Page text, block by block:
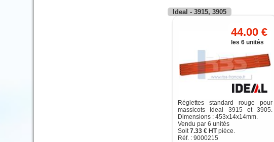
Ideal - 3915, 3905
Réglettes standard rouge pour
massicots Ideal 3915 et 3905.
Dimensions : 453x14x14mm.
Vendu par 6 unités
Soit7.33 € HTpièce.
Réf. : 9000215
44.00 €
les 6 unités